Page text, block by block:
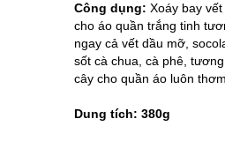
Công dụng: Xoáy bay
cho áo quần trắng tinh
ngay cả vết dầu mỡ,
sốt cà chua, cà phê,
cây cho quần áo luôn
Dung tích: 380g